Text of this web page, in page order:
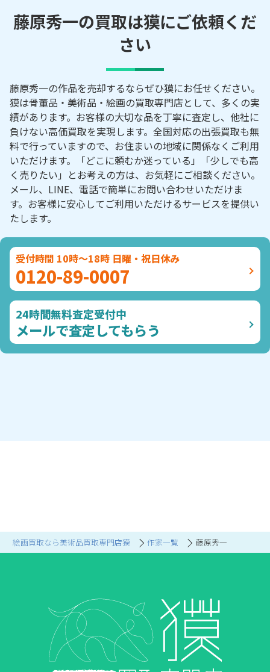
絵画買取なら美術品買取専門店獏 作家一覧 藤原秀一
藤原秀一の買取は獏にご依頼くだ
さい
藤原秀一の作品を売却するならぜひ獏にお任せください。
獏は骨董品・美術品・絵画の買取専門店として、多くの実
績があります。お客様の大切な品を丁寧に査定し、他社に
負けない高価買取を実現します。全国対応の出張買取も無
料で行っていますので、お住まいの地域に関係なくご利用
いただけます。「どこに頼むか迷っている」「少しでも高
く売りたい」とお考えの方は、お気軽にご相談ください。
メール、LINE、電話で簡単にお問い合わせいただけま
す。お客様に安心してご利用いただけるサービスを提供い
たします。
受付時間 10時～18時 日曜・祝日休み
0120-89-0007
24時間無料査定受付中
メールで査定してもらう